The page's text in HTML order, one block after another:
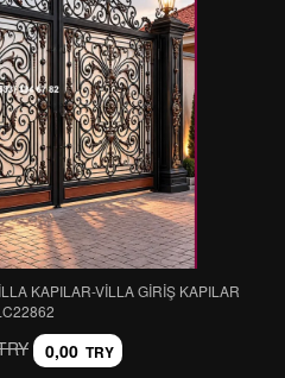
KAPILAR-VİLLA GİRİŞ KAPILAR
0,00 TRY